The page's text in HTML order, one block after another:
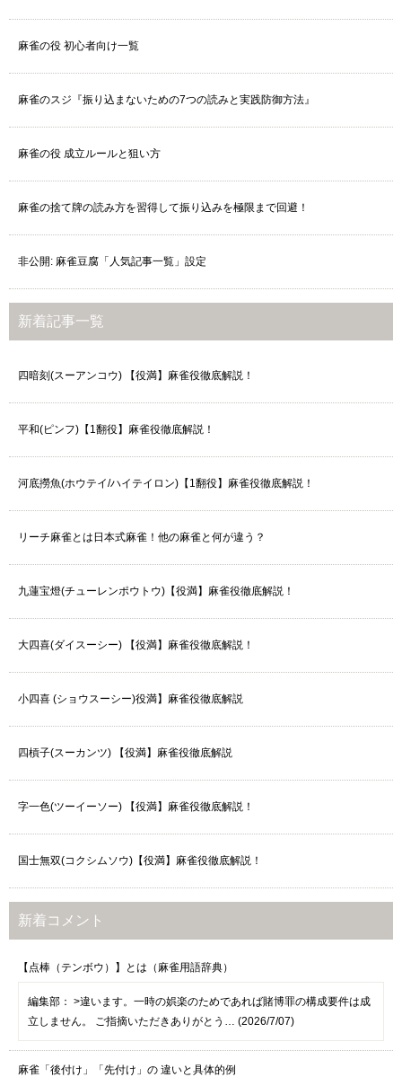
麻雀の役 初心者向け一覧
麻雀のスジ『振り込まないための7つの読みと実践防御方法』
麻雀の役 成立ルールと狙い方
麻雀の捨て牌の読み方を習得して振り込みを極限まで回避！
非公開: 麻雀豆腐「人気記事一覧」設定
新着記事一覧
四暗刻(スーアンコウ) 【役満】麻雀役徹底解説！
平和(ピンフ)【1翻役】麻雀役徹底解説！
河底撈魚(ホウテイ/ハイテイロン)【1翻役】麻雀役徹底解説！
リーチ麻雀とは日本式麻雀！他の麻雀と何が違う？
九蓮宝燈(チューレンポウトウ)【役満】麻雀役徹底解説！
大四喜(ダイスーシー) 【役満】麻雀役徹底解説！
小四喜 (ショウスーシー)役満】麻雀役徹底解説
四槓子(スーカンツ) 【役満】麻雀役徹底解説
字一色(ツーイーソー) 【役満】麻雀役徹底解説！
国士無双(コクシムソウ)【役満】麻雀役徹底解説！
新着コメント
【点棒（テンボウ）】とは（麻雀用語辞典）
編集部： >違います。一時の娯楽のためであれば賭博罪の構成要件は成
立しません。 ご指摘いただきありがとう… (2026/7/07)
麻雀「後付け」「先付け」の 違いと具体的例